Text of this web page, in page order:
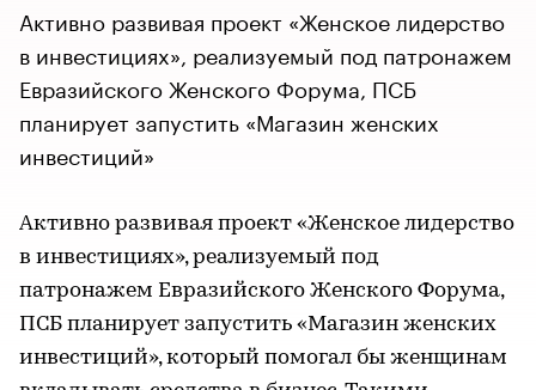
Активно развивая проект «Женское лидерство
в инвестициях», реализуемый под патронажем
Евразийского Женского Форума, ПСБ
планирует запустить «Магазин женских
инвестиций»
Активно развивая проект «Женское лидерство
в инвестициях», реализуемый под
патронажем Евразийского Женского Форума,
ПСБ планирует запустить «Магазин женских
инвестиций», который помогал бы женщинам